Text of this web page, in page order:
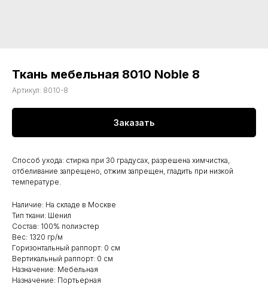
Ткань мебельная 8010 Noble 8
Артикул: 8010-8
Заказать
Способ ухода: стирка при 30 градусах, разрешена химчистка,
отбеливание запрещено, отжим запрещен, гладить при низкой
температуре.
Наличие: На складе в Москве
Тип ткани: Шенил
Состав: 100% полиэстер
Вес: 1320 гр/м
Горизонтальный раппорт: 0 см
Вертикальный раппорт: 0 см
Назначение: Мебельная
Назначение: Портьерная